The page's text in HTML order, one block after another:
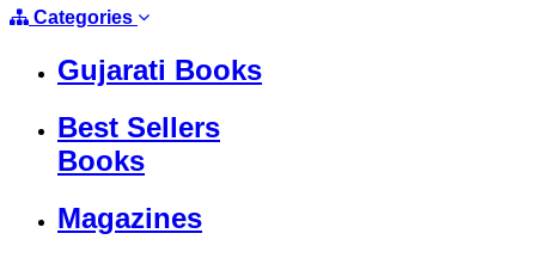
Categories
Gujarati Books
Best Sellers
Books
Magazines